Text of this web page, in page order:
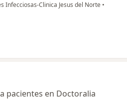
Infecciosas-Clinica Jesus del Norte •
pacientes en Doctoralia